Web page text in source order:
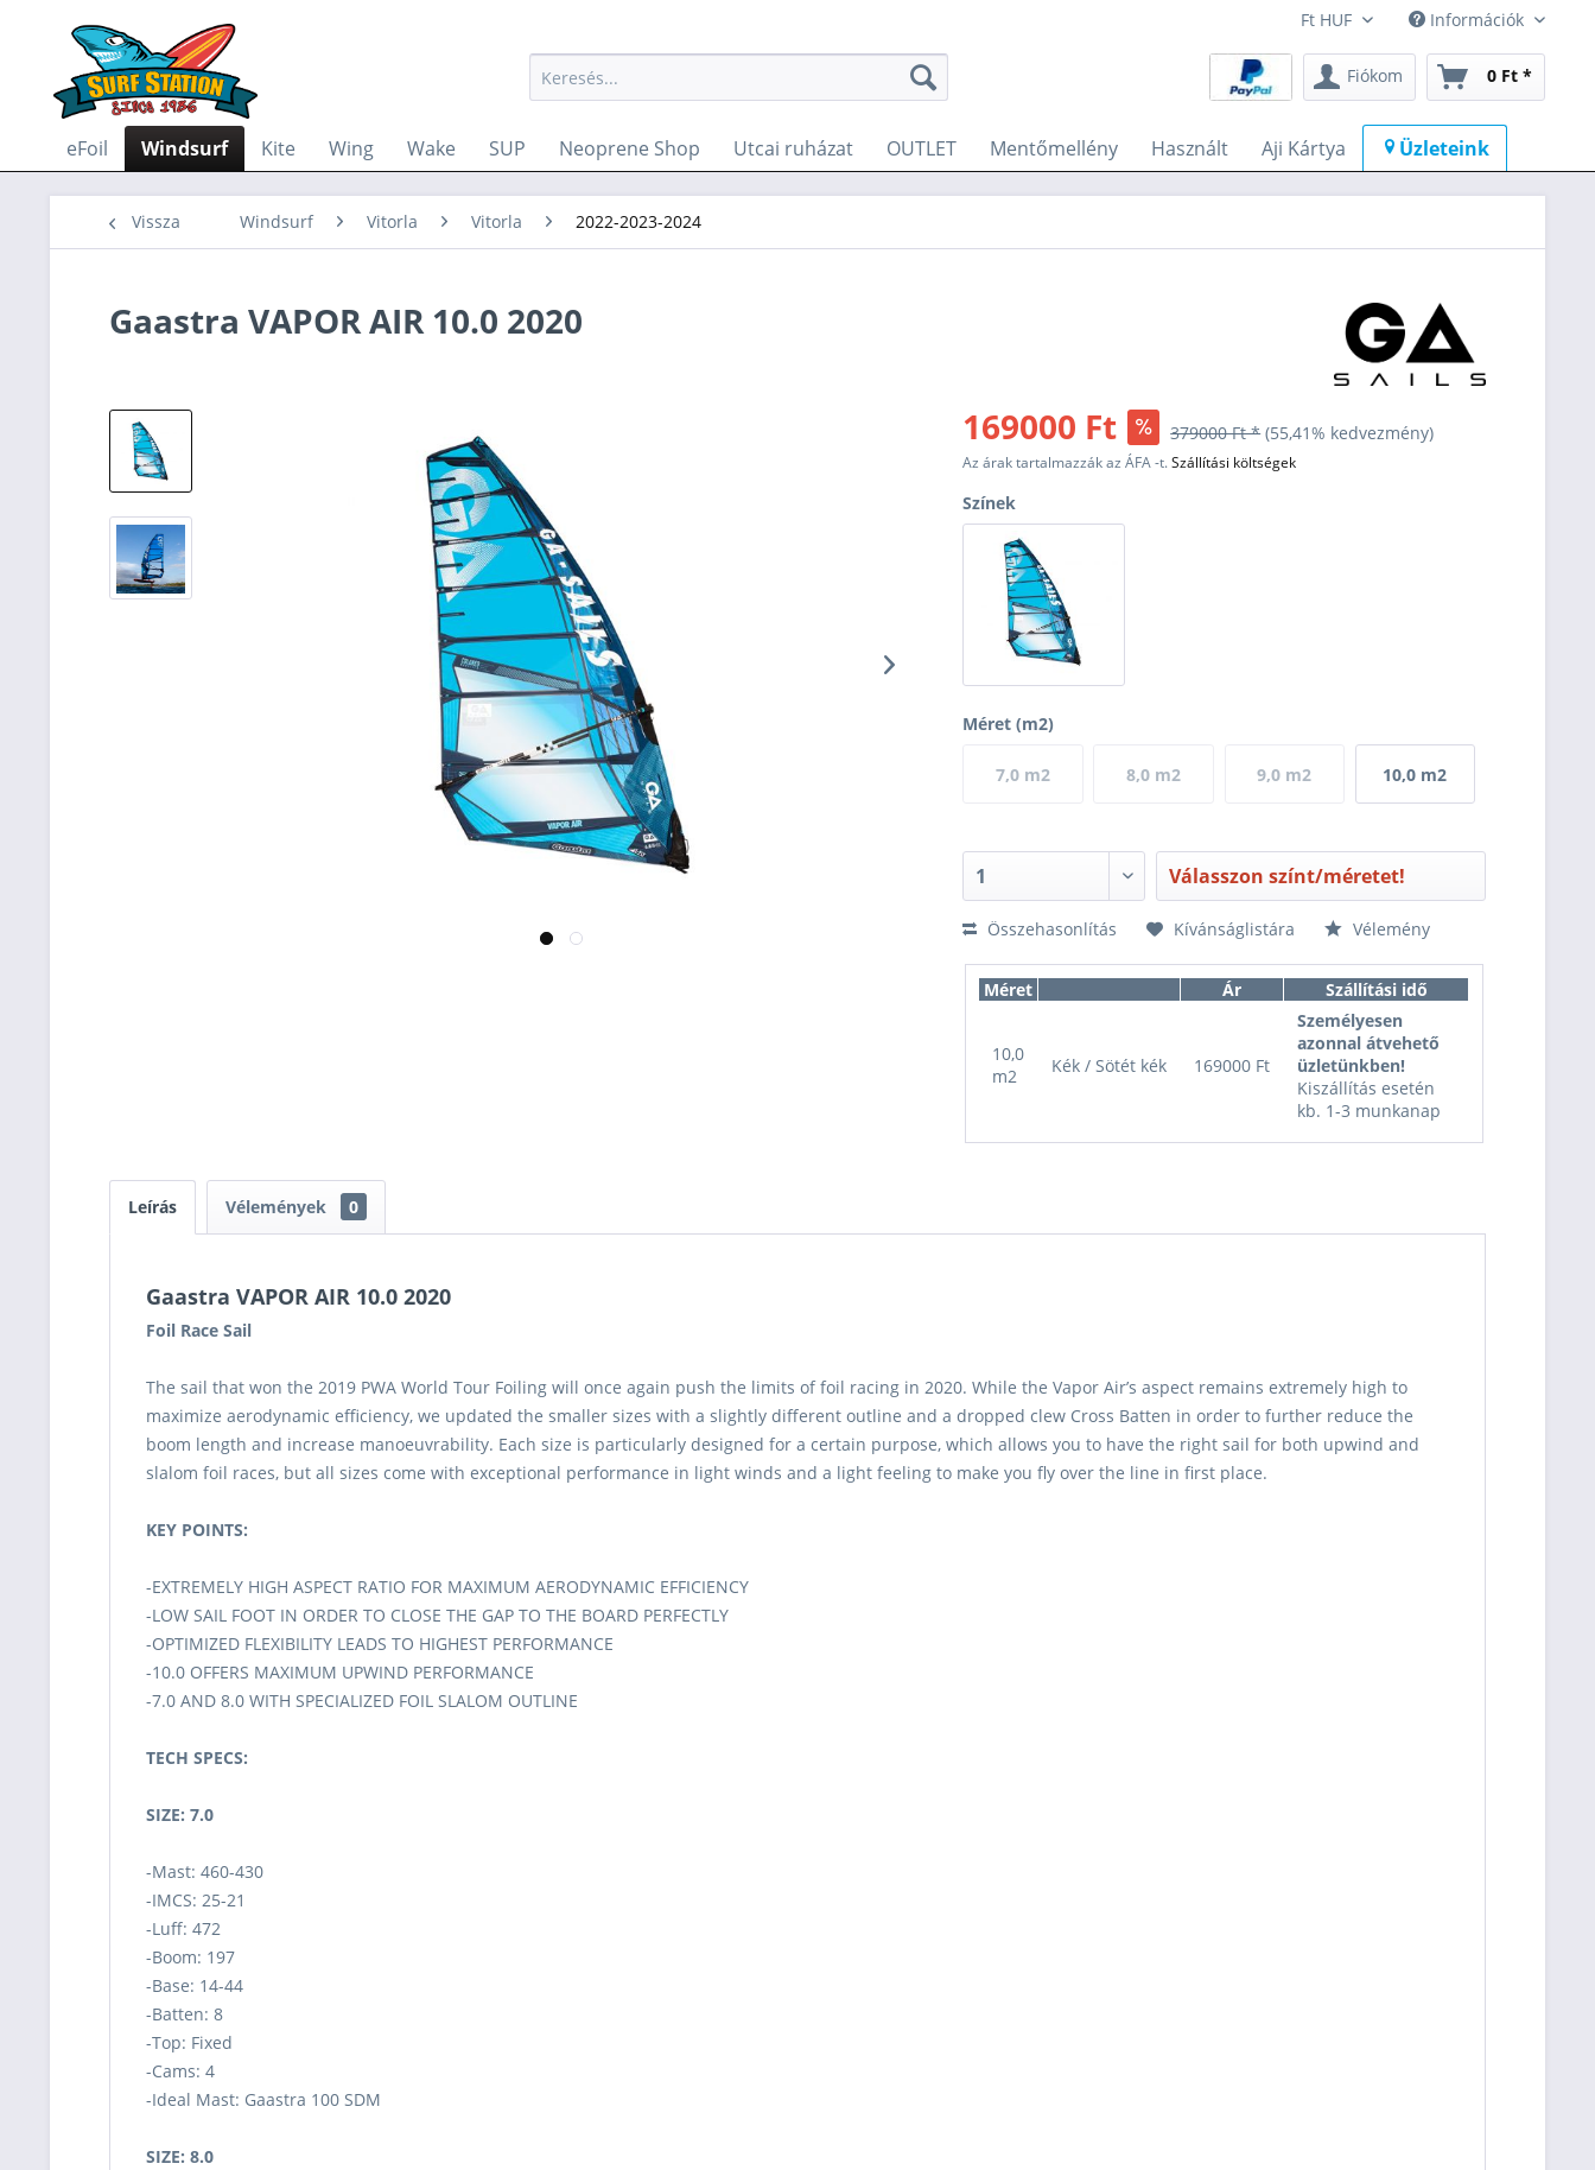
Információk
Fiókom 0 Ft *
eFoil Windsurf Kite Wing Wake SUP Neoprene Shop Utcai ruházat OUTLET Mentőmellény Használt Aji Kártya Üzleteink
Vissza Windsurf Vitorla Vitorla 2022-2023-2024
Gaastra VAPOR AIR 10.0 2020
169000 Ft 379000 Ft * (55,41% kedvezmény)
Az árak tartalmazzák az ÁFA -t.Szállítási költségek
Színek
Méret (m2)
7,0 m2 8,0 m2 9,0 m2 10,0 m2
Válasszon színt/méretet!
Összehasonlítás Kívánságlistára Vélemény
Méret Ár Szállítási idő
10,0
m2
Kék / Sötét kék 169000 Ft
Személyesen
azonnal átvehető
üzletünkben!
Kiszállítás esetén
kb. 1-3 munkanap
Leírás Vélemények 0
Gaastra VAPOR AIR 10.0 2020
Foil Race Sail
The sail that won the 2019 PWA World Tour Foiling will once again push the limits of foil racing in 2020. While the Vapor Air’s aspect remains extremely high to
maximize aerodynamic efficiency, we updated the smaller sizes with a slightly different outline and a dropped clew Cross Batten in order to further reduce the
boom length and increase manoeuvrability. Each size is particularly designed for a certain purpose, which allows you to have the right sail for both upwind and
slalom foil races, but all sizes come with exceptional performance in light winds and a light feeling to make you fly over the line in first place.
KEY POINTS:
-EXTREMELY HIGH ASPECT RATIO FOR MAXIMUM AERODYNAMIC EFFICIENCY
-LOW SAIL FOOT IN ORDER TO CLOSE THE GAP TO THE BOARD PERFECTLY
-OPTIMIZED FLEXIBILITY LEADS TO HIGHEST PERFORMANCE
-10.0 OFFERS MAXIMUM UPWIND PERFORMANCE
-7.0 AND 8.0 WITH SPECIALIZED FOIL SLALOM OUTLINE
TECH SPECS:
SIZE: 7.0
-Mast: 460-430
-IMCS: 25-21
-Luff: 472
-Boom: 197
-Base: 14-44
-Batten: 8
-Top: Fixed
-Cams: 4
-Ideal Mast: Gaastra 100 SDM
SIZE: 8.0